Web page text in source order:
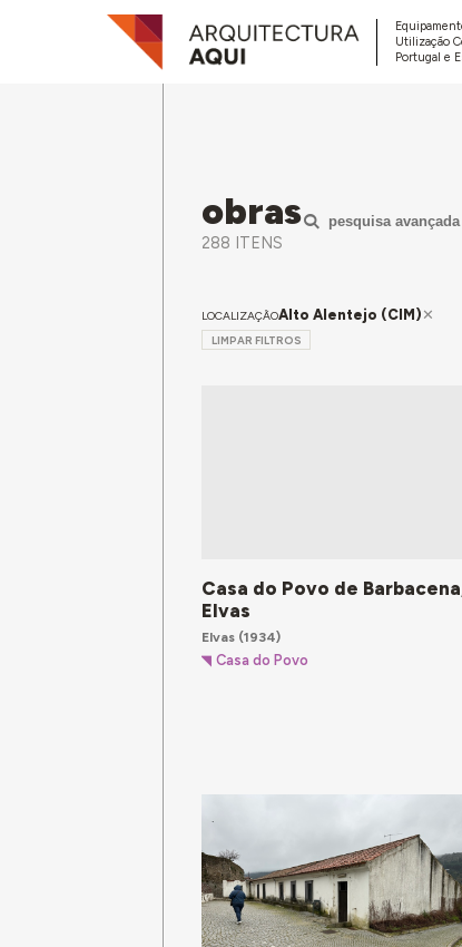
Utilização
Portugal e
obras
288 ITENS
pesquisa avançada
LOCALIZAÇÃOAlto Alentejo (CIM)
LIMPAR FILTROS
Casa do Povo de
Elvas
Elvas (1934)
Casa do Povo